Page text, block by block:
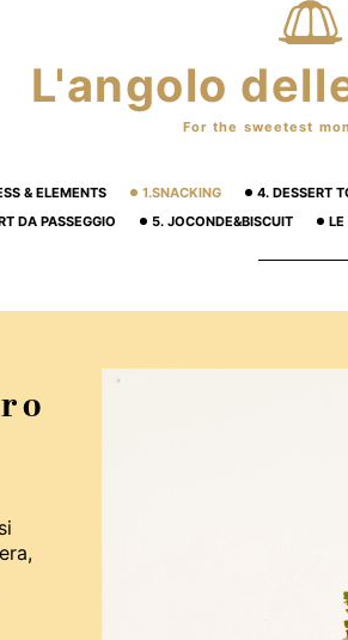
L'angolo
For the sweetest
& ELEMENTS 1.SNACKING 4. DESSERT
DA PASSEGGIO
5. JOCONDE&BISCUIT LE